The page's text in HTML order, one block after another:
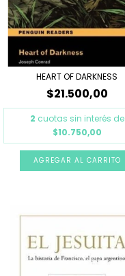
HEART OF DARKNESS
$21.500,00
2 cuotas sin interés de
$10.750,00